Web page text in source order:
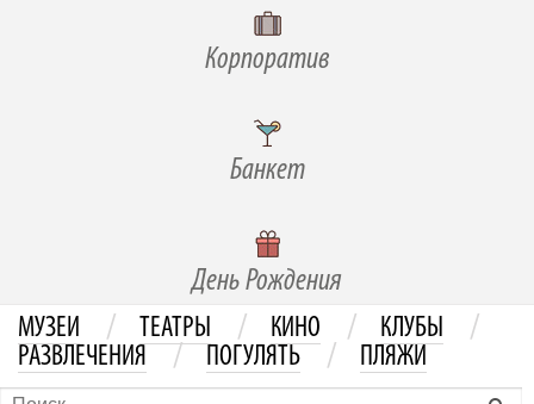
Корпоратив
Банкет
День Рождения
МУЗЕИ / ТЕАТРЫ / КИНО / КЛУБЫ /
РАЗВЛЕЧЕНИЯ / ПОГУЛЯТЬ / ПЛЯЖИ